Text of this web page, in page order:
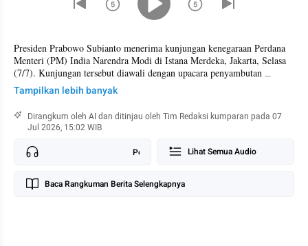
Presiden Prabowo Subianto menerima kunjungan kenegaraan Perdana
Menteri (PM) India Narendra Modi di Istana Merdeka, Jakarta, Selasa
(7/7). Kunjungan tersebut diawali dengan upacara penyambutan
kenegaraan sebelum kedua pemimpin menggelar pertemuan bilateral.
Dari hasil pertemuan itu, terdapat 15 kerja sama antara Indonesia
dengan India. Salah satunya adalah penandatanganan kontrak sistem
pertahanan rudal BrahMos antara BrahMos Aerospace dan Kementerian
Pertahanan RI. Prabowo menilai kunjungan Modi kali ini menjadi
tonggak penting dalam hubungan kedua negara.
Tampilkan lebih banyak
Dirangkum oleh AI dan ditinjau oleh Tim Redaksi kumparan pada 07
Jul 2026, 15:02 WIB
Pemakaman Ali Khamenei
Lihat Semua Audio
Baca Rangkuman Berita Selengkapnya